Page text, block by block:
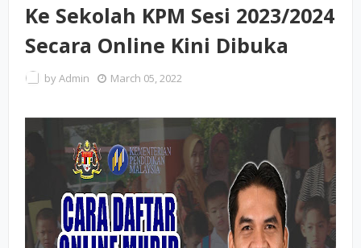
Ke Sekolah KPM Sesi 2023/2024
Secara Online Kini Dibuka
byAdmin March 05, 2022